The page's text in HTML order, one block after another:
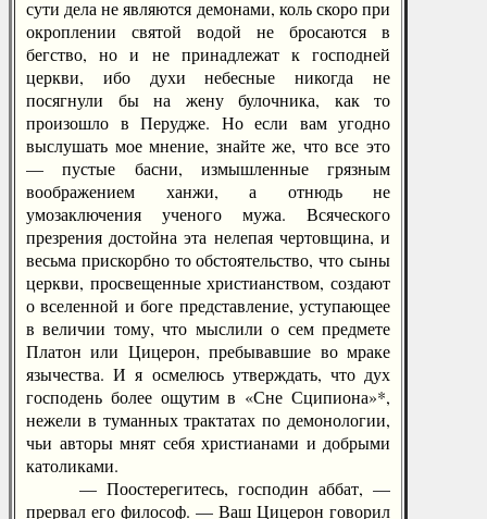
сути дела не являются демонами, коль скоро при
окроплении святой водой не бросаются в
бегство, но и не принадлежат к господней
церкви, ибо духи небесные никогда не
посягнули бы на жену булочника, как то
произошло в Перудже. Но если вам угодно
выслушать мое мнение, знайте же, что все это
— пустые басни, измышленные грязным
воображением ханжи, а отнюдь не
умозаключения ученого мужа. Всяческого
презрения достойна эта нелепая чертовщина, и
весьма прискорбно то обстоятельство, что сыны
церкви, просвещенные христианством, создают
о вселенной и боге представление, уступающее
в величии тому, что мыслили о сем предмете
Платон или Цицерон, пребывавшие во мраке
язычества. И я осмелюсь утверждать, что дух
господень более ощутим в «Сне Сципиона»*,
нежели в туманных трактатах по демонологии,
чьи авторы мнят себя христианами и добрыми
католиками.
— Поостерегитесь, господин аббат, —
прервал его философ. — Ваш Цицерон говорил